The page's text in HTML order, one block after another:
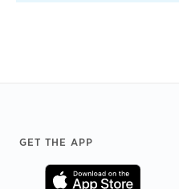
Footer
GET THE APP